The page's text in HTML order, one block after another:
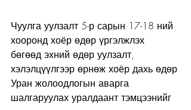
Чуулга уулзалт 5-р сарын 17-18 ний
хооронд хоёр өдөр үргэлжлэх
бөгөөд эхний өдөр уулзалт,
хэлэлцүүлгээр өрнөж хоёр дахь өдөр
Уран жолоодлогын аварга
шалгаруулах уралдаант тэмцээнийг